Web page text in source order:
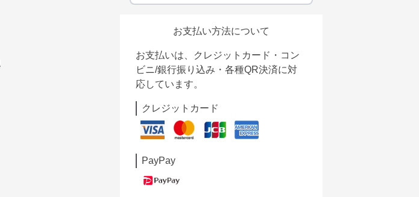
お支払い方法について
お支払いは、クレジットカード・コン
ビニ/銀行振り込み・各種QR決済に対
応しています。
クレジットカード
PayPay